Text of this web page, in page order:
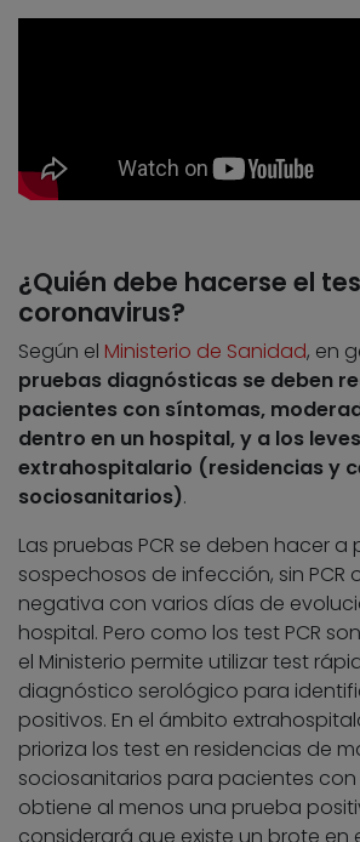
¿Quién debe hacerse el
coronavirus?
Según el Ministerio de Sanidad, en
pruebas diagnósticas se deben
pacientes con síntomas,
dentro en un hospital, y a los
extrahospitalario (residencias y
sociosanitarios).
Las pruebas PCR se deben hacer a
sospechosos de infección, sin PCR
negativa con varios días de
hospital. Pero como los test PCR
el Ministerio permite utilizar test
diagnóstico serológico para
positivos. En el ámbito
prioriza los test en residencias de
sociosanitarios para pacientes con
obtiene al menos una prueba